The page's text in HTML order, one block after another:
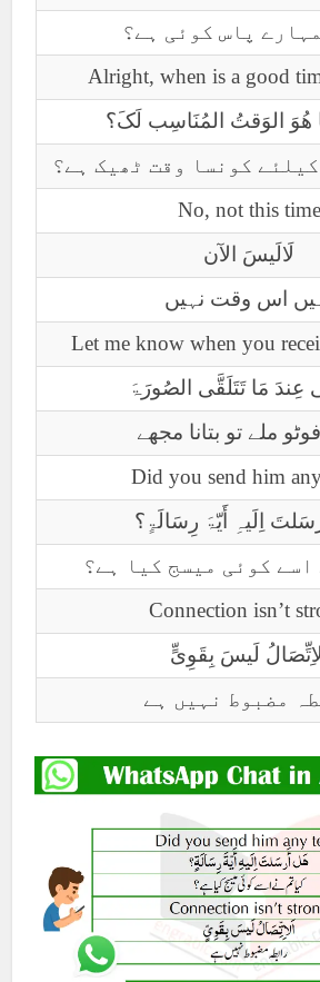
پاس کوئی ہے؟
Alright, when is a good
ھُوَ الوَقتُ المُنَاسِب لَکَ؟
کونسا وقت ٹھیک ہے؟
No, not this time
لَالَیسَ الآن
اس وقت نہیں
Let me know when you
عِندَ مَا تَتَلَقَّی الصُورَۃَ
ملے تو بتانا مجھے
Did you send him
اِلَیہِ أَیّۃَ رِسَالَۃٍ؟
اسے کوئی میسج کیا ہے؟
Connection isn’t
لَیسَ بِقَوِیٍّ
مضبوط نہیں ہے